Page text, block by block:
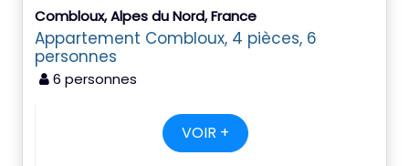
Combloux, Alpes du Nord, France
Appartement Combloux, 4 pièces, 6
personnes
6 personnes
VOIR +